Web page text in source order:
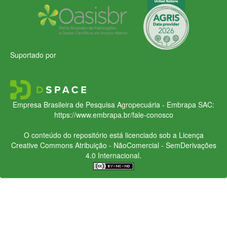
Suportado por
Empresa Brasileira de Pesquisa Agropecuária - Embrapa SAC:
https://www.embrapa.br/fale-conosco
O conteúdo do repositório está licenciado sob a Licença
Creative CommonsAtribuição - NãoComercial - SemDerivações
4.0 Internacional.